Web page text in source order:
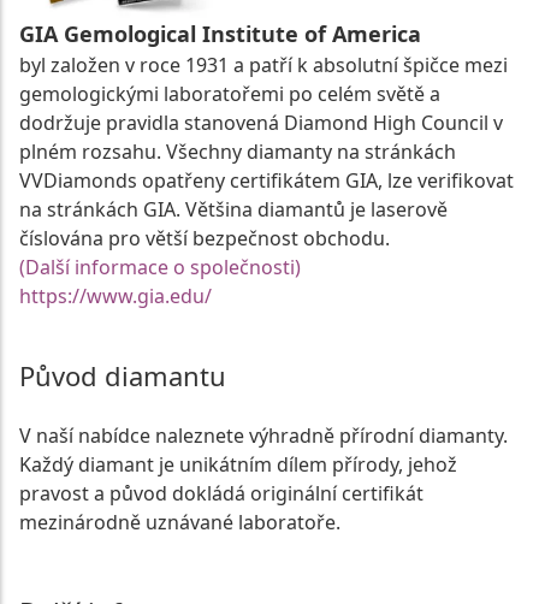
GIA Gemological Institute of America
byl založen v roce 1931 a patří k absolutní špičce mezi
gemologickými laboratořemi po celém světě a
dodržuje pravidla stanovená Diamond High Council v
plném rozsahu. Všechny diamanty na stránkách
VVDiamonds opatřeny certifikátem GIA, lze verifikovat
na stránkách GIA. Většina diamantů je laserově
číslována pro větší bezpečnost obchodu.
(Další informace o společnosti)
https://www.gia.edu/
Původ diamantu
V naší nabídce naleznete výhradně přírodní diamanty.
Každý diamant je unikátním dílem přírody, jehož
pravost a původ dokládá originální certifikát
mezinárodně uznávané laboratoře.